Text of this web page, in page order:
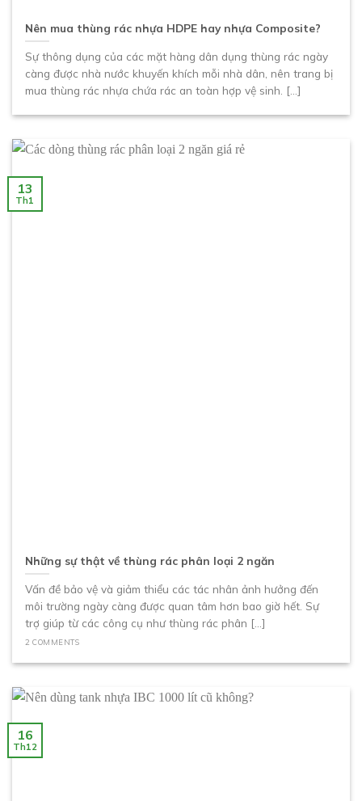
Nên mua thùng rác nhựa HDPE hay nhựa Composite?
Sự thông dụng của các mặt hàng dân dụng thùng rác ngày
càng được nhà nước khuyến khích mỗi nhà dân, nên trang bị
mua thùng rác nhựa chứa rác an toàn hợp vệ sinh. [...]
Những sự thật về thùng rác phân loại 2 ngăn
Vấn đề bảo vệ và giảm thiểu các tác nhân ảnh hưởng đến
môi trường ngày càng được quan tâm hơn bao giờ hết. Sự
trợ giúp từ các công cụ như thùng rác phân [...]
2 COMMENTS
13
Th1
16
Th12